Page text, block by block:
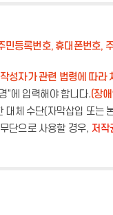
민등록번호, 휴대폰번호,
성자가 관련 법령에 따라
”에 입력해야 합니다.(장
체 수단(자막삽입 또는
단으로 사용할 경우, 저작